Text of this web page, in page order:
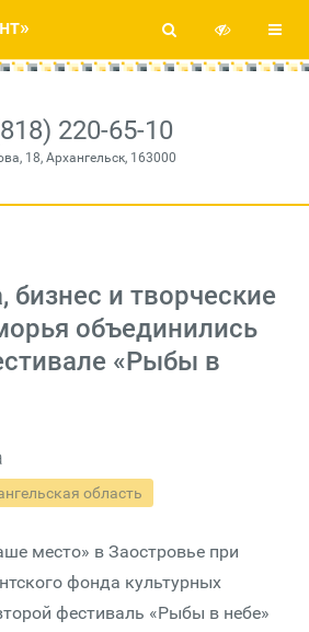
220-65-10
18, Архангельск, 163000
бизнес и творческие
объединились
«Рыбы в
область
место» в Заостровье при
фонда культурных
фестиваль «Рыбы в небе»